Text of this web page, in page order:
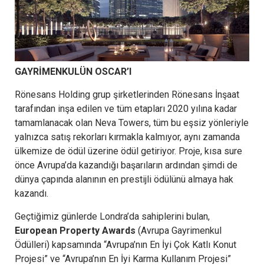
GAYRİMENKULÜN OSCAR’I
Rönesans Holding grup şirketlerinden Rönesans İnşaat
tarafından inşa edilen ve tüm etapları 2020 yılına kadar
tamamlanacak olan Neva Towers, tüm bu eşsiz yönleriyle
yalnızca satış rekorları kırmakla kalmıyor, aynı zamanda
ülkemize de ödül üzerine ödül getiriyor. Proje, kısa sure
önce Avrupa’da kazandığı başarıların ardından şimdi de
dünya çapında alanının en prestijli ödülünü almaya hak
kazandı.
Geçtiğimiz günlerde Londra’da sahiplerini bulan,
European Property Awards (Avrupa Gayrimenkul
Ödülleri) kapsamında “Avrupa’nın En İyi Çok Katlı Konut
Projesi” ve “Avrupa’nın En İyi Karma Kullanım Projesi”